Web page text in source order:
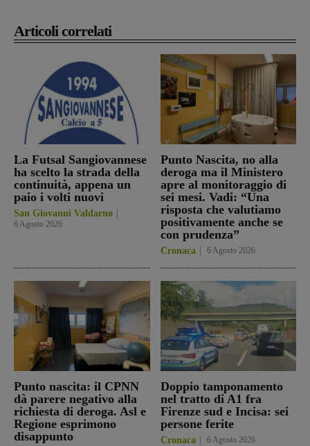
Articoli correlati
La Futsal Sangiovannese
ha scelto la strada della
continuità, appena un
paio i volti nuovi
San Giovanni Valdarno
6 Agosto 2026
Punto Nascita, no alla
deroga ma il Ministero
apre al monitoraggio di
sei mesi. Vadi: “Una
risposta che valutiamo
positivamente anche se
con prudenza”
Cronaca 6 Agosto 2026
Punto nascita: il CPNN
dà parere negativo alla
richiesta di deroga. Asl e
Regione esprimono
disappunto
Doppio tamponamento
nel tratto di A1 fra
Firenze sud e Incisa: sei
persone ferite
Cronaca 6 Agosto 2026